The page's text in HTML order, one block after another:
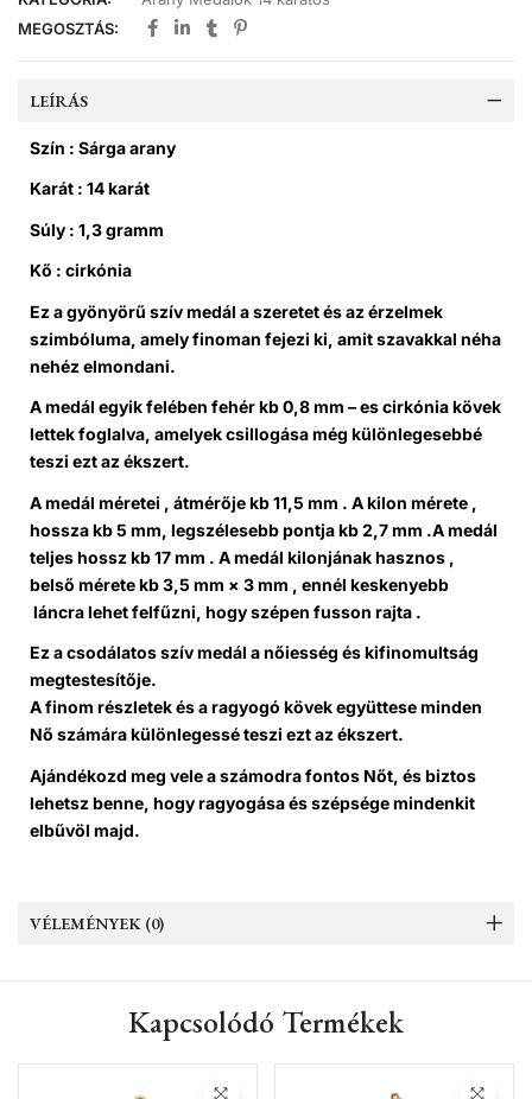
MEGOSZTÁS:
LEÍRÁS
Szín : Sárga arany
Karát : 14 karát
Súly : 1,3 gramm
Kő : cirkónia
Ez agyönyörű szív medál a szeretet és az érzelmek
szimbóluma, amely finoman fejezi ki, amit szavakkal néha
nehéz elmondani.
A medál egyik felében fehér kb 0,8 mm – es cirkónia kövek
lettek foglalva, amelyek csillogása még különlegesebbé
teszi ezt az ékszert.
A medál méretei , átmérőjekb11,5 mm . A kilon mérete ,
hossza kb5 mm, legszélesebb pontja kb2,7 mm .A medál
teljes hosszkb17 mm . A medál kilonjának hasznos ,
belső méretekb3,5 mm × 3 mm , ennél keskenyebb
láncralehet felfűzni, hogy szépen fusson rajta .
Ez acsodálatos szív medál anőiesség és kifinomultság
megtestesítője.
Afinom részletekés aragyogó kövekegyüttese minden
Nő számárakülönlegesséteszi ezt az ékszert.
Ajándékozd meg vele a számodra fontos Nőt, és biztos
lehetsz benne, hogyragyogása és szépsége mindenkit
elbűvöl majd.
VÉLEMÉNYEK (0)
Kapcsolódó Termékek